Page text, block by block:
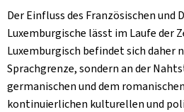
Der Einfluss des Französischen und
Luxemburgische lässt im Laufe der
Luxemburgisch befindet sich daher
Sprachgrenze, sondern an der
germanischen und dem
kontinuierlichen kulturellen und